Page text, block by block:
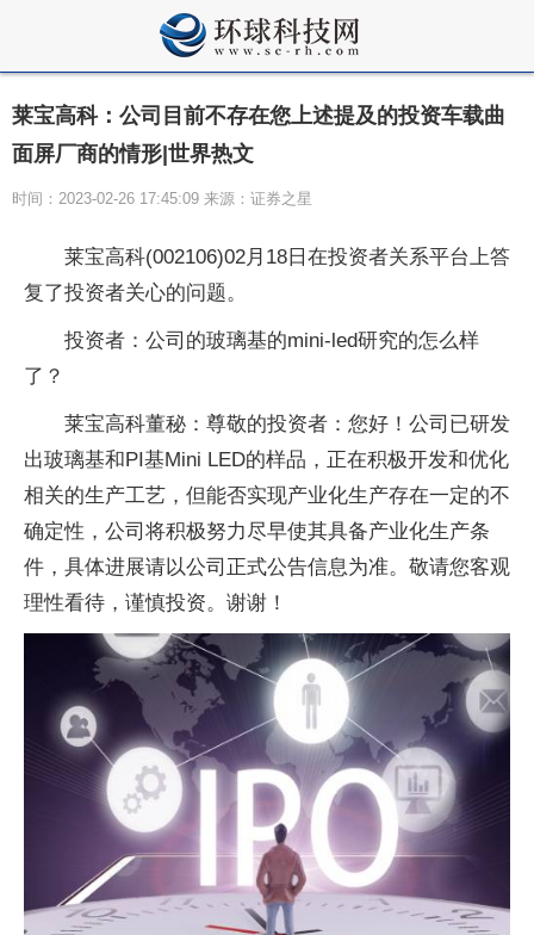
莱宝高科：公司目前不存在您上述提及的投资车载曲
面屏厂商的情形|世界热文
时间：2023-02-26 17:45:09 来源：证券之星
莱宝高科(002106)02月18日在投资者关系平台上答
复了投资者关心的问题。
投资者：公司的玻璃基的mini-led研究的怎么样
了？
莱宝高科董秘：尊敬的投资者：您好！公司已研发
出玻璃基和PI基Mini LED的样品，正在积极开发和优化
相关的生产工艺，但能否实现产业化生产存在一定的不
确定性，公司将积极努力尽早使其具备产业化生产条
件，具体进展请以公司正式公告信息为准。敬请您客观
理性看待，谨慎投资。谢谢！